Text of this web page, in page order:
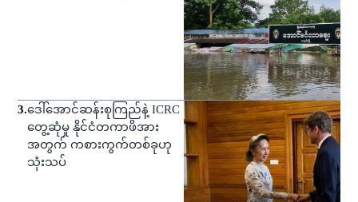
3.ဒေါ်အောင်ဆန်းစုကြည်နဲ့ ICRC
တွေ့ဆုံမှု နိုင်ငံတကာဖိအား
အတွက် ကစားကွက်တစ်ခုဟု
သုံးသပ်